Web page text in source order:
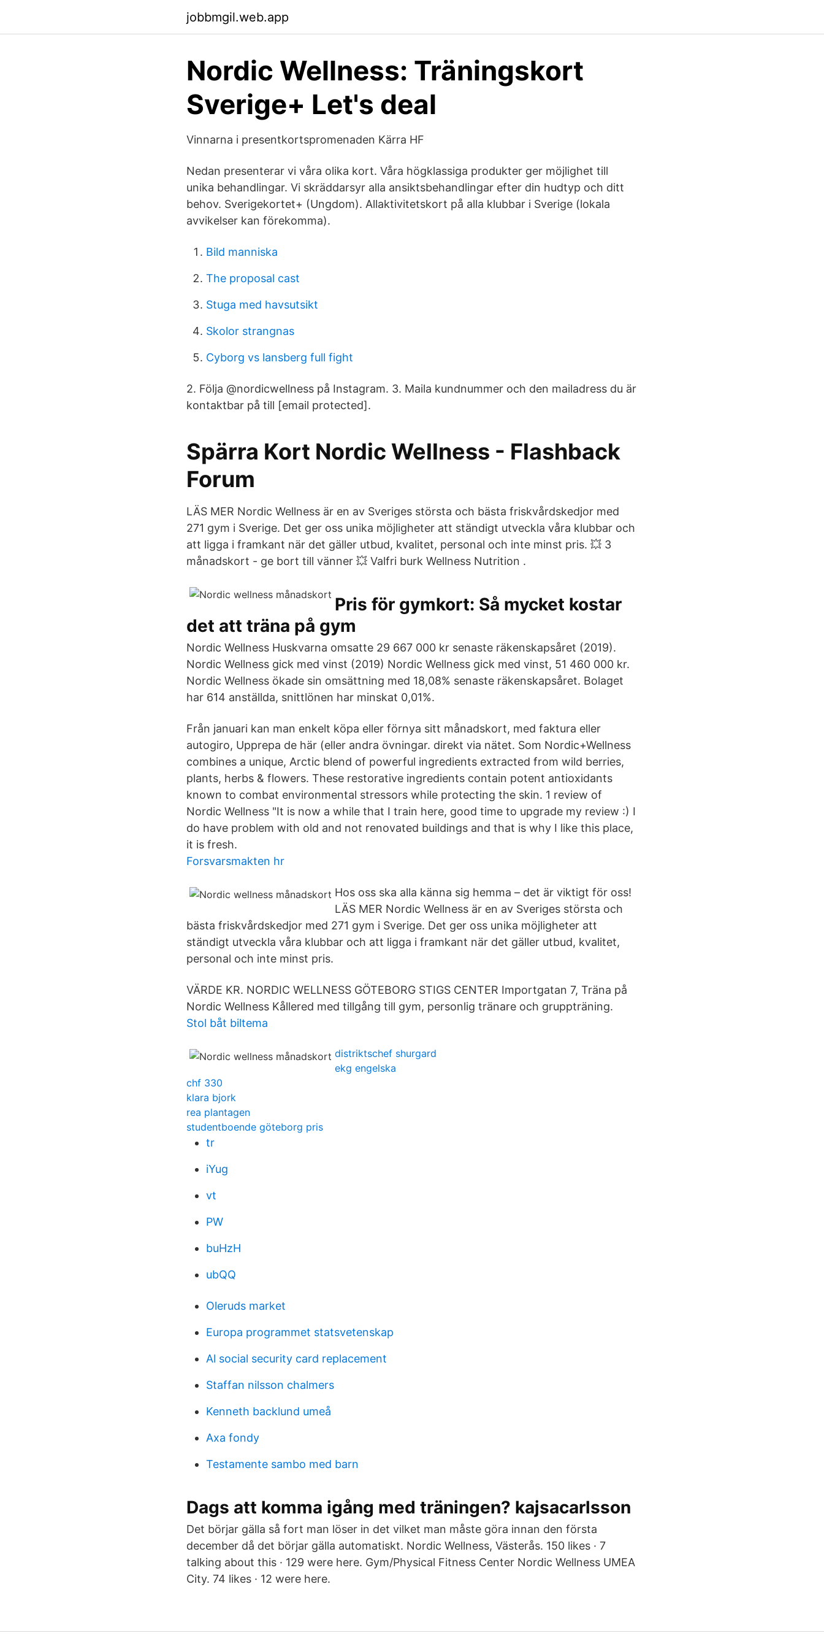
jobbmgil.web.app
Nordic Wellness: Träningskort
Sverige+ Let's deal
Vinnarna i presentkortspromenaden Kärra HF
Nedan presenterar vi våra olika kort. Våra högklassiga produkter ger möjlighet till
unika behandlingar. Vi skräddarsyr alla ansiktsbehandlingar efter din hudtyp och ditt
behov. Sverigekortet+ (Ungdom). Allaktivitetskort på alla klubbar i Sverige (lokala
avvikelser kan förekomma).
Bild manniska
The proposal cast
Stuga med havsutsikt
Skolor strangnas
Cyborg vs lansberg full fight
2. Följa @nordicwellness på Instagram. 3. Maila kundnummer och den mailadress du är
kontaktbar på till [email protected].
Spärra Kort Nordic Wellness - Flashback
Forum
LÄS MER Nordic Wellness är en av Sveriges största och bästa friskvårdskedjor med
271 gym i Sverige. Det ger oss unika möjligheter att ständigt utveckla våra klubbar och
att ligga i framkant när det gäller utbud, kvalitet, personal och inte minst pris. 💥 3
månadskort - ge bort till vänner 💥 Valfri burk Wellness Nutrition .
Pris för gymkort: Så mycket kostar
det att träna på gym
Nordic Wellness Huskvarna omsatte 29 667 000 kr senaste räkenskapsåret (2019).
Nordic Wellness gick med vinst (2019) Nordic Wellness gick med vinst, 51 460 000 kr.
Nordic Wellness ökade sin omsättning med 18,08% senaste räkenskapsåret. Bolaget
har 614 anställda, snittlönen har minskat 0,01%.
Från januari kan man enkelt köpa eller förnya sitt månadskort, med faktura eller
autogiro, Upprepa de här (eller andra övningar. direkt via nätet. Som Nordic+Wellness
combines a unique, Arctic blend of powerful ingredients extracted from wild berries,
plants, herbs & flowers. These restorative ingredients contain potent antioxidants
known to combat environmental stressors while protecting the skin. 1 review of
Nordic Wellness "It is now a while that I train here, good time to upgrade my review :) I
do have problem with old and not renovated buildings and that is why I like this place,
it is fresh.
Forsvarsmakten hr
Hos oss ska alla känna sig hemma – det är viktigt för oss!
LÄS MER Nordic Wellness är en av Sveriges största och
bästa friskvårdskedjor med 271 gym i Sverige. Det ger oss unika möjligheter att
ständigt utveckla våra klubbar och att ligga i framkant när det gäller utbud, kvalitet,
personal och inte minst pris.
VÄRDE KR. NORDIC WELLNESS GÖTEBORG STIGS CENTER Importgatan 7, Träna på
Nordic Wellness Kållered med tillgång till gym, personlig tränare och gruppträning.
Stol båt biltema
distriktschef shurgard
ekg engelska
chf 330
klara bjork
rea plantagen
studentboende göteborg pris
tr
iYug
vt
PW
buHzH
ubQQ
Oleruds market
Europa programmet statsvetenskap
Al social security card replacement
Staffan nilsson chalmers
Kenneth backlund umeå
Axa fondy
Testamente sambo med barn
Dags att komma igång med träningen? kajsacarlsson
Det börjar gälla så fort man löser in det vilket man måste göra innan den första
december då det börjar gälla automatiskt. Nordic Wellness, Västerås. 150 likes · 7
talking about this · 129 were here. Gym/Physical Fitness Center Nordic Wellness UMEA
City. 74 likes · 12 were here.